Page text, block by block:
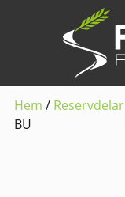
Hem / Reservdelar
BU